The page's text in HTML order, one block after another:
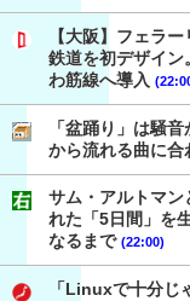
【大阪】フェラ
鉄道を初デザイン
わ筋線へ導入
「盆踊り」は騒
から流れる曲に合
サム・アルトマ
れた「5日間」を
なるまで (22:00)
「Linuxで十分